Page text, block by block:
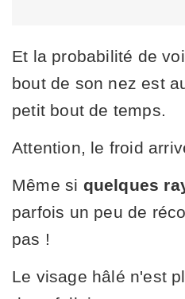
Et la probabilité de
bout de son nez est
petit bout de temps.
Attention, le froid
Même si quelques
parfois un peu de
pas !
Le visage hâlé n'est